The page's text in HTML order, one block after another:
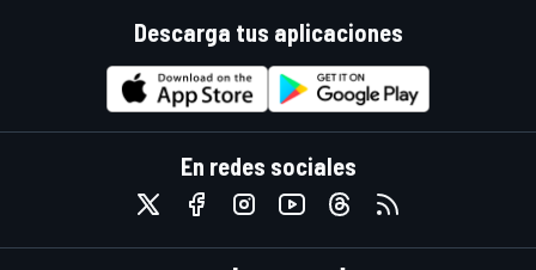
Descarga tus aplicaciones
En redes sociales